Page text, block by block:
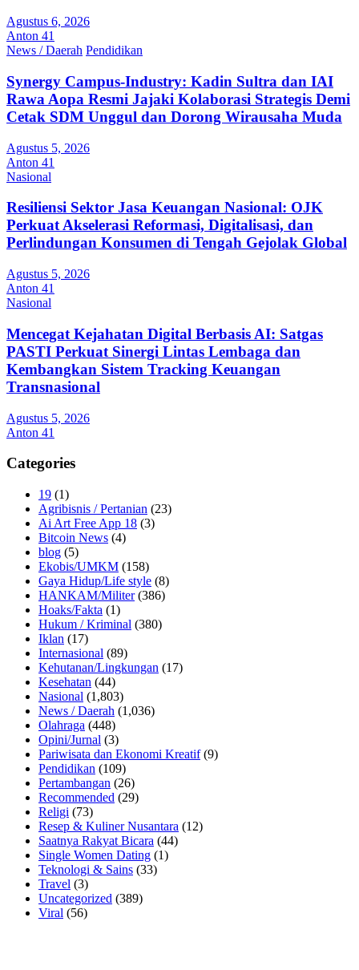
Agustus 6, 2026
Anton 41
News / Daerah Pendidikan
Synergy Campus-Industry: Kadin Sultra dan IAI
Rawa Aopa Resmi Jajaki Kolaborasi Strategis Demi
Cetak SDM Unggul dan Dorong Wirausaha Muda
Agustus 5, 2026
Anton 41
Nasional
Resiliensi Sektor Jasa Keuangan Nasional: OJK
Perkuat Akselerasi Reformasi, Digitalisasi, dan
Perlindungan Konsumen di Tengah Gejolak Global
Agustus 5, 2026
Anton 41
Nasional
Mencegat Kejahatan Digital Berbasis AI: Satgas
PASTI Perkuat Sinergi Lintas Lembaga dan
Kembangkan Sistem Tracking Keuangan
Transnasional
Agustus 5, 2026
Anton 41
Categories
19 (1)
Agribisnis / Pertanian (23)
Ai Art Free App 18 (3)
Bitcoin News (4)
blog (5)
Ekobis/UMKM (158)
Gaya Hidup/Life style (8)
HANKAM/Militer(386)
Hoaks/Fakta (1)
Hukum / Kriminal (380)
Iklan (17)
Internasional (89)
Kehutanan/Lingkungan (17)
Kesehatan (44)
Nasional (1,803)
News / Daerah (1,036)
Olahraga (448)
Opini/Jurnal (3)
Pariwisata dan Ekonomi Kreatif(9)
Pendidikan (109)
Pertambangan (26)
Recommended (29)
Religi (73)
Resep & Kuliner Nusantara (12)
Saatnya Rakyat Bicara (44)
Single Women Dating (1)
Teknologi & Sains (33)
Travel (3)
Uncategorized (389)
Viral (56)